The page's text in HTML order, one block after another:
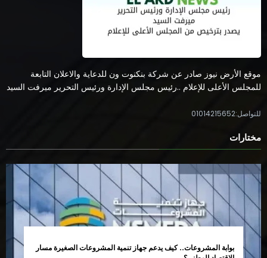
موقع الأرض نيوز صادر عن شركة بنكنوت ون للدعاية والاعلان التابعة
للمجلس الأعلى للإعلام ..رئيس مجلس الإدارة ورئيس التحرير ميرفت السيد
للتواصل:01014215652
مختارات
بوابة المشروعات.. كيف يدعم جهاز تنمية المشروعات الصغيرة مسار